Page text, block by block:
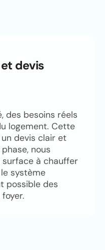
devis
des besoins réels
logement. Cette
devis clair et
nous
à chauffer
système
possible des